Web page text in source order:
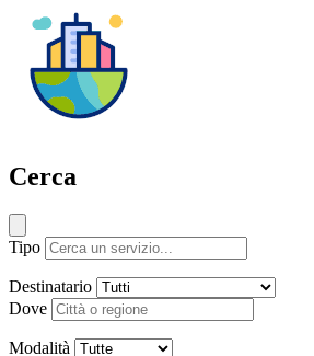
Cerca
Tipo
Destinatario
Dove
Modalità